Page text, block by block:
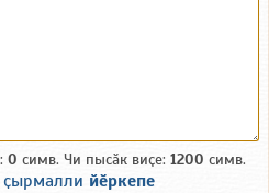
0 симв. Чи пысӑк виҫе: 1200 симв.
йӗркепе